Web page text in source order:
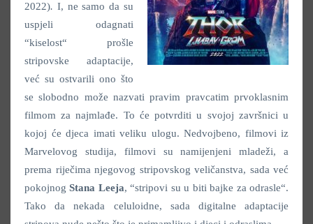
2022). I, ne samo da su
uspjeli odagnati
“kiselost“ prošle
stripovske adaptacije,
već su ostvarili ono što
se slobodno može nazvati pravim pravcatim prvoklasnim
filmom za najmlađe. To će potvrditi u svojoj završnici u
kojoj će djeca imati veliku ulogu. Nedvojbeno, filmovi iz
Marvelovog studija, filmovi su namijenjeni mladeži, a
prema riječima njegovog stripovskog veličanstva, sada već
pokojnogStana Leeja, “stripovi su u biti bajke za odrasle“.
Tako da nekada celuloidne, sada digitalne adaptacije